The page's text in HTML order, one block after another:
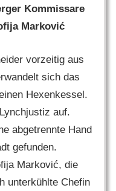
Kommissare
Marković
vorzeitig aus
sich das
Hexenkessel.
auf.
abgetrennte Hand
gefunden.
Marković, die
unterkühlte Chefin